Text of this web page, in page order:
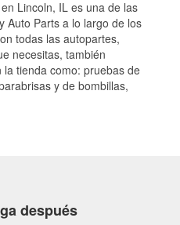
Lincoln, IL es una de las
Auto Parts a lo largo de los
todas las autopartes,
necesitas, también
tienda como: pruebas de
y de bombillas,
después